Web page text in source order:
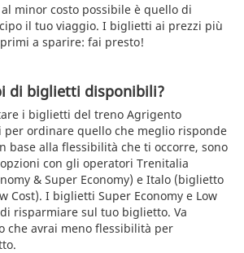
minor costo possibile è quello di
il tuo viaggio. I biglietti ai prezzi più
a sparire: fai presto!
di biglietti disponibili?
i biglietti del treno Agrigento
per ordinare quello che meglio risponde
base alla flessibilità che ti occorre, sono
con gli operatori Trenitalia
& Super Economy) e Italo (biglietto
Cost). I biglietti Super Economy e Low
risparmiare sul tuo biglietto. Va
che avrai meno flessibilità per